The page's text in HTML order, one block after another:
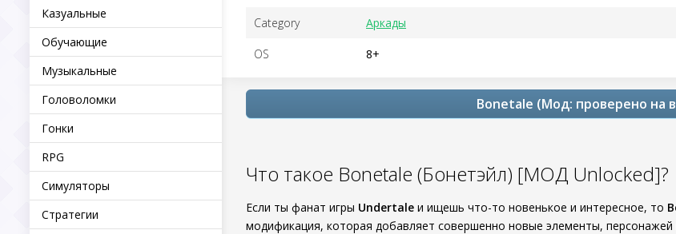
Казуальные
Обучающие
Музыкальные
Головоломки
Гонки
RPG
Симуляторы
Стратегии
Category Аркады
OS 8+
Bonetale (Мод: проверено на
Что такое Bonetale (Бонетэйл) [МОД Unlocked]?
Если ты фанат игры Undertale и ищешь что-то новенькое и интересное, то
модификация, которая добавляет совершенно новые элементы, персонажей